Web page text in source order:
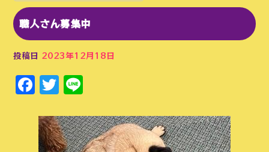
職人さん募集中
投稿日 2023年12月18日
Facebook
Twitter